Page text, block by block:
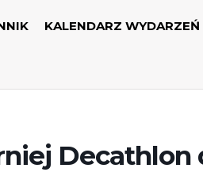
KALENDARZ WYDARZEŃ